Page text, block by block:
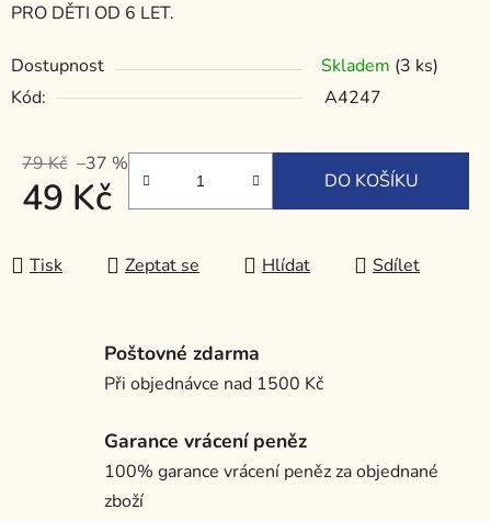
PRO DĚTI OD 6 LET.
Dostupnost Skladem (3 ks)
Kód:
A4247
79 Kč –37 %
49 Kč DO KOŠÍKU
Tisk Zeptat se Hlídat Sdílet
Poštovné zdarma
Při objednávce nad 1500 Kč
Garance vrácení peněz
100% garance vrácení peněz za objednané
zboží